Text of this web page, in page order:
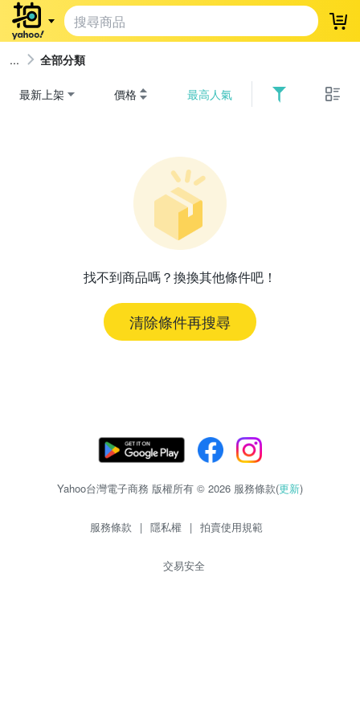
登
全部分類
最新上架 價格 最高人氣
找不到商品嗎？換換其他條件吧！
清除條件再搜尋
Yahoo台灣電子商務 版權所有 © 2026 服務條款(更新)
服務條款 | 隱私權 | 拍賣使用規範
交易安全